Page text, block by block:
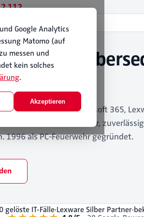
112
· SEIT 1996
IT und
IT, Cybersecurity, Microsoft 365,
bei sicherer,
als PC-Feuerwehr gegründet.
gelöste IT-Fälle·Lexware Silber Partner·
Google Analytics
Matomo (auf
messen und
kein solches
.
Akzeptieren